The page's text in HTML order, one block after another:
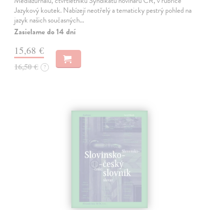
Jazykový koutek. Nabízejí neotřelý a tematicky pestrý pohled na
jazyk našich současných…
Zasielame do 14 dní
15,68 €
16,50 € ?